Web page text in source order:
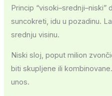
Princip
suncokreti, idu u pozadinu.
srednju visinu.
Niski sloj, poput milion
biti skupljene ili
unos.